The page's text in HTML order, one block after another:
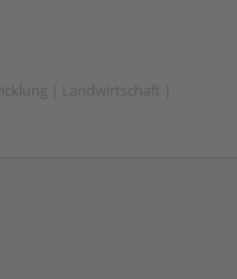
| Landwirtschaft |